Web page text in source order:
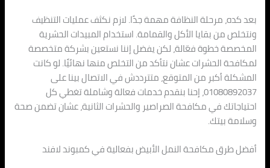
بعد كده، مرحلة النظافة مهمة جدًا. لازم نكثف عمليات التنظيف
ونتخلص من بقايا الأكل والقمامة. استخدام المبيدات الحشرية
المخصصة خطوة فعّالة، لكن يفضل إننا نستعين بشركة متخصصة
لمكافحة الحشرات عشان نتأكد من التخلص منها نهائيًا. لو كانت
المشكلة أكبر من المتوقع، متترددش في الاتصال بينا على
01080892037، إحنا بنقدم خدمات فعالة وشاملة تغطي كل
احتياجاتك في مكافحة الصراصير والحشرات الثانية، عشان تضمن صحة
وسلامة بيتك.
أفضل طرق مكافحة النمل الأبيض بفعالية في كمبوند لافند